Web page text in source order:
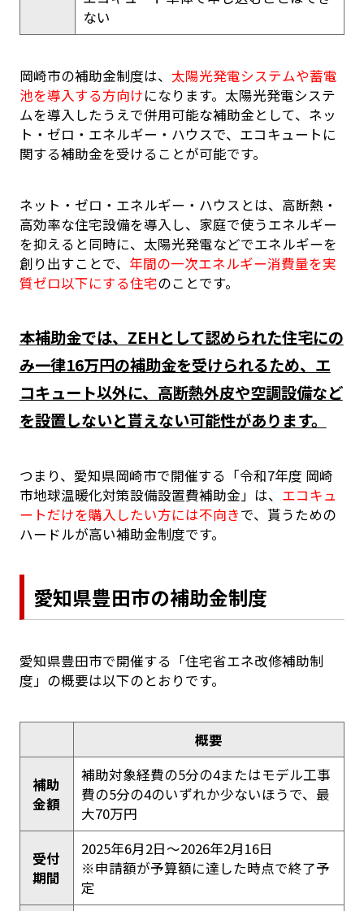
ない
岡崎市の補助金制度は、 太陽光発電システムや蓄電
池を導入する方向けになります。太陽光発電システ
ムを導入したうえで併用可能な補助金として、ネッ
ト・ゼロ・エネルギー・ハウスで、エコキュートに
関する補助金を受けることが可能です。
ネット・ゼロ・エネルギー・ハウスとは、高断熱・
高効率な住宅設備を導入し、家庭で使うエネルギー
を抑えると同時に、太陽光発電などでエネルギーを
創り出すことで、 年間の一次エネルギー消費量を実
質ゼロ以下にする住宅のことです。
本補助金では、ZEHとして認められた住宅にの
み一律16万円の補助金を受けられるため、エ
コキュート以外に、高断熱外皮や空調設備など
を設置しないと貰えない可能性があります。
つまり、愛知県岡崎市で開催する「令和7年度 岡崎
市地球温暖化対策設備設置費補助金」は、 エコキュ
ートだけを購入したい方には不向きで、貰うための
ハードルが高い補助金制度です。
愛知県豊田市の補助金制度
愛知県豊田市で開催する「住宅省エネ改修補助制
度」の概要は以下のとおりです。
概要
補助
金額
補助対象経費の5分の4またはモデル工事
費の5分の4のいずれか少ないほうで、最
大70万円
受付
期間
2025年6月2日～2026年2月16日
※申請額が予算額に達した時点で終了予
定